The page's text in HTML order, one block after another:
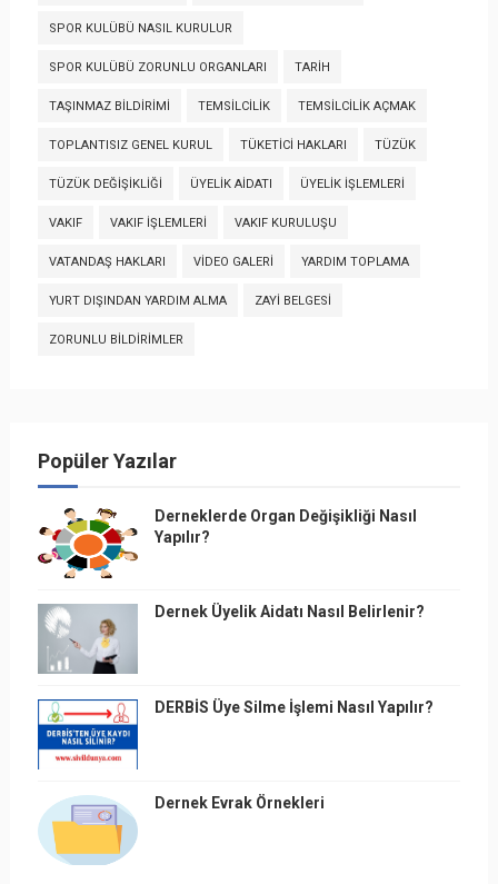
SPOR KULÜBÜ NASIL KURULUR
SPOR KULÜBÜ ZORUNLU ORGANLARI TARIH
TAŞINMAZ BILDIRIMI TEMSILCILIK TEMSILCILIK AÇMAK
TOPLANTISIZ GENEL KURUL TÜKETICI HAKLARI TÜZÜK
TÜZÜK DEĞIŞIKLIĞI ÜYELIK AIDATI ÜYELIK İŞLEMLERI
VAKIF VAKIF İŞLEMLERI VAKIF KURULUŞU
VATANDAŞ HAKLARI VIDEO GALERI YARDIM TOPLAMA
YURT DIŞINDAN YARDIM ALMA ZAYI BELGESI
ZORUNLU BILDIRIMLER
Popüler Yazılar
Derneklerde Organ Değişikliği Nasıl
Yapılır?
Dernek Üyelik Aidatı Nasıl Belirlenir?
DERBİS Üye Silme İşlemi Nasıl Yapılır?
Dernek Evrak Örnekleri